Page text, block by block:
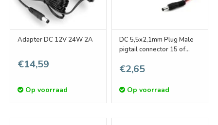
Adapter DC 12V 24W 2A
€14,59
Op voorraad
DC 5,5x2,1mm Plug Male
pigtail connector 15 of
€2,65
Op voorraad